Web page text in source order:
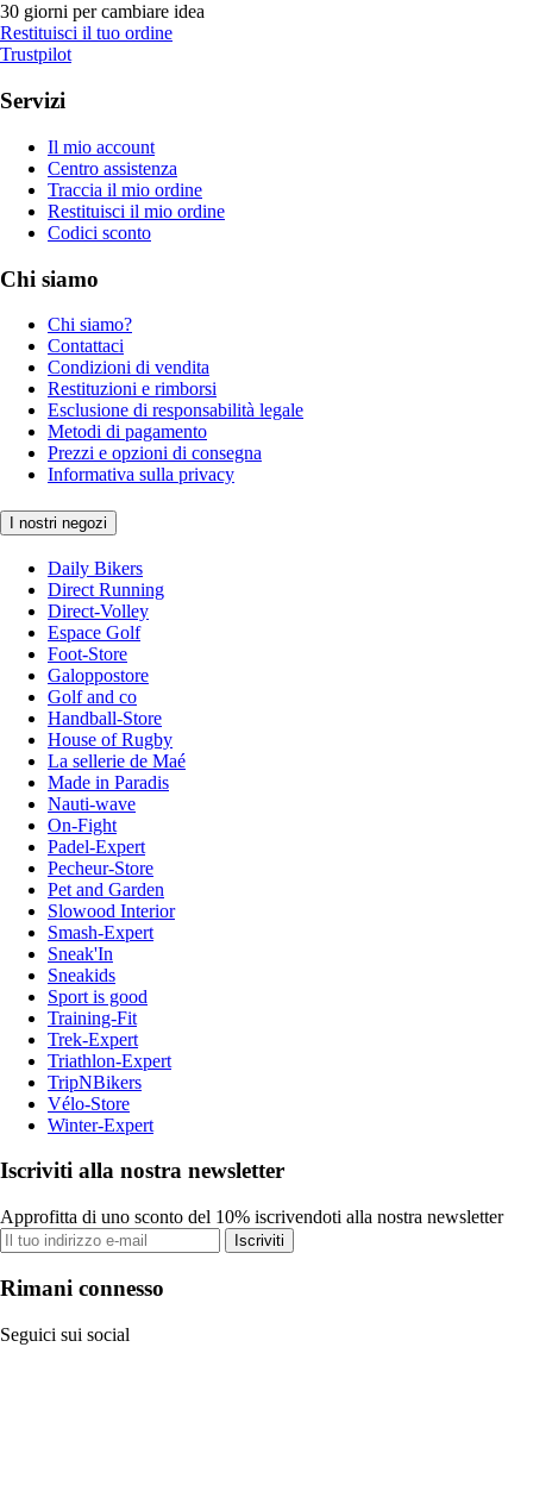
30 giorni per cambiare idea
Restituisci il tuo ordine
Trustpilot
Servizi
Il mio account
Centro assistenza
Traccia il mio ordine
Restituisci il mio ordine
Codici sconto
Chi siamo
Chi siamo?
Contattaci
Condizioni di vendita
Restituzioni e rimborsi
Esclusione di responsabilità legale
Metodi di pagamento
Prezzi e opzioni di consegna
Informativa sulla privacy
I nostri negozi
Daily Bikers
Direct Running
Direct-Volley
Espace Golf
Foot-Store
Galoppostore
Golf and co
Handball-Store
House of Rugby
La sellerie de Maé
Made in Paradis
Nauti-wave
On-Fight
Padel-Expert
Pecheur-Store
Pet and Garden
Slowood Interior
Smash-Expert
Sneak'In
Sneakids
Sport is good
Training-Fit
Trek-Expert
Triathlon-Expert
TripNBikers
Vélo-Store
Winter-Expert
Iscriviti alla nostra newsletter
Approfitta di uno sconto del 10% iscrivendoti alla nostra newsletter
Iscriviti
Rimani connesso
Seguici sui social